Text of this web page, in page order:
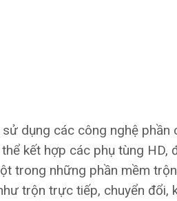
dụng các công nghệ
kết hợp các phụ tùng
trong những phần mềm
trộn trực tiếp, chuyển